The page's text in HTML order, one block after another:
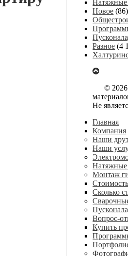
Натяжные
Новое (86)
Разное (4
©
Не
Главная
Компания
Наши
Наши
Натяжные
Монтаж
Сколько
Вопрос-
Купить